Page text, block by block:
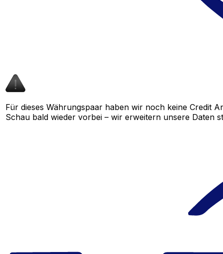
Für dieses Währungspaar haben wir noch keine Credit
Schau bald wieder vorbei – wir erweitern unsere Daten